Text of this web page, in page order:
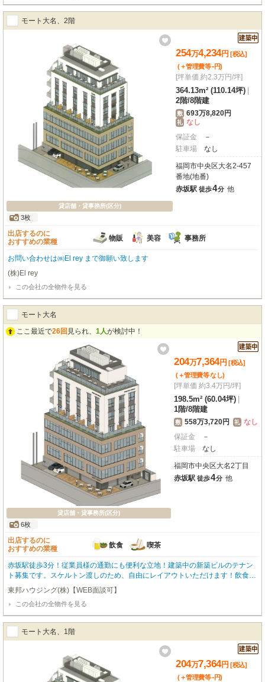
せください！東邦ハウジング 092-731-4551
モート大名、2階
貸店舗・貸事務所(区分)
3枚
254万4,234円 [税込]
(＋管理費等-円)
[坪単価 約2.3万円/坪]
364.13m² (110.14坪)
2階/8階建
敷 693万8,820円
礼 なし
保証金
－
駐車場
なし
福岡市中央区大名2-457
番地(地番)
赤坂駅 徒歩4分 他
出店するのに
おすすめの業種
物販 美容 事務所
お問い合わせは㈱El rey まで御願い致します
(株)El rey
この会社の全物件を見る
モート大名
ここ最近で26回 見られ、 1人が検討中！
貸店舗・貸事務所(区分)
6枚
204万7,364円 [税込]
(＋管理費等なし)
[坪単価 約3.4万円/坪]
198.5m² (60.04坪)
1階/8階建
敷 558万3,720円 礼 なし
保証金
－
駐車場
なし
福岡市中央区大名2丁目
赤坂駅 徒歩4分 他
出店するのに
おすすめの業種
飲食 喫茶
赤坂駅徒歩3分！従業員様の通勤にも便利な立地！建築中の新築ビルのテナン
ト募集です。スケルトン渡しのため、自由にレイアウトいただけます！飲食店
相談可。上階はホテルが入居予定です。■9:00-17:30まで月～土曜日まで営業
中！！(日曜・祝日・年末年始を除く)お気軽にお問い合わせください！東邦ハ
ウジング 092-731-4551
東邦ハウジング(株)【WEB面談可】
この会社の全物件を見る
モート大名、1階
204万7,364円 [税込]
(＋管理費等-円)